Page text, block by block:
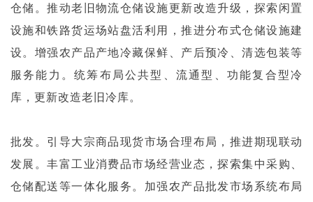
仓储。推动老旧物流仓储设施更新改造升级，探索闲置
设施和铁路货运场站盘活利用，推进分布式仓储设施建
设。增强农产品产地冷藏保鲜、产后预冷、清选包装等
服务能力。统筹布局公共型、流通型、功能复合型冷
库，更新改造老旧冷库。
批发。引导大宗商品现货市场合理布局，推进期现联动
发展。丰富工业消费品市场经营业态，探索集中采购、
仓储配送等一体化服务。加强农产品批发市场系统布局